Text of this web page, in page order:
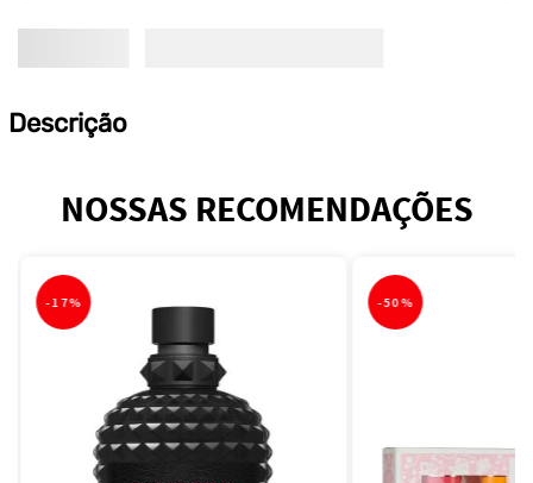
Descrição
NOSSAS RECOMENDAÇÕES
-17% -50%